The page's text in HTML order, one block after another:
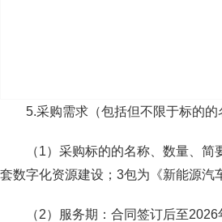
5.采购需求（包括但不限于标的
（1）采购标的的名称、数量、
套数字化资源建设；3包为《新能源汽
（2）服务期：合同签订后至2026